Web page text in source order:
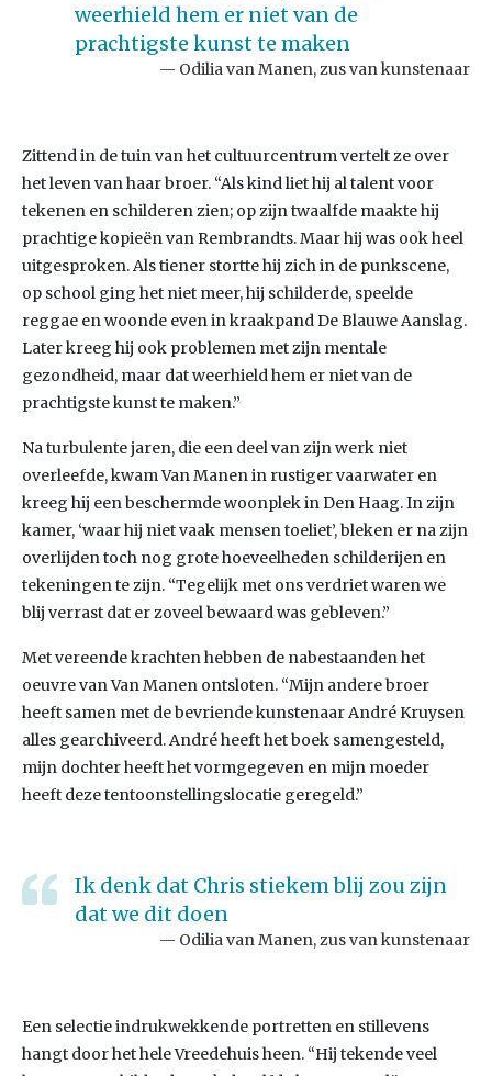
weerhield hem er niet van de
prachtigste kunst te maken
Odilia van Manen, zus van kunstenaar
Zittend in de tuin van het cultuurcentrum vertelt ze over
het leven van haar broer. “Als kind liet hij al talent voor
tekenen en schilderen zien; op zijn twaalfde maakte hij
prachtige kopieën van Rembrandts. Maar hij was ook heel
uitgesproken. Als tiener stortte hij zich in de punkscene,
op school ging het niet meer, hij schilderde, speelde
reggae en woonde even in kraakpand De Blauwe Aanslag.
Later kreeg hij ook problemen met zijn mentale
gezondheid, maar dat weerhield hem er niet van de
prachtigste kunst te maken.”
Na turbulente jaren, die een deel van zijn werk niet
overleefde, kwam Van Manen in rustiger vaarwater en
kreeg hij een beschermde woonplek in Den Haag. In zijn
kamer, ‘waar hij niet vaak mensen toeliet’, bleken er na zijn
overlijden toch nog grote hoeveelheden schilderijen en
tekeningen te zijn. “Tegelijk met ons verdriet waren we
blij verrast dat er zoveel bewaard was gebleven.”
Met vereende krachten hebben de nabestaanden het
oeuvre van Van Manen ontsloten. “Mijn andere broer
heeft samen met de bevriende kunstenaar André Kruysen
alles gearchiveerd. André heeft het boek samengesteld,
mijn dochter heeft het vormgegeven en mijn moeder
heeft deze tentoonstellingslocatie geregeld.”
Ik denk dat Chris stiekem blij zou zijn
dat we dit doen
Odilia van Manen, zus van kunstenaar
Een selectie indrukwekkende portretten en stillevens
hangt door het hele Vreedehuis heen. “Hij tekende veel